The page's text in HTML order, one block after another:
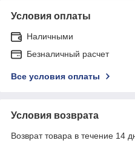
Условия оплаты
Наличными
Безналичный расчет
Все условия оплаты
Условия возврата
Возврат товара в течение 14